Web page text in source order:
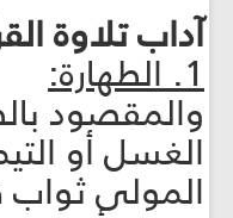
آداب تلاوة
1. الطهارة:
والمقصود
الغسل أو
المولى ثواب